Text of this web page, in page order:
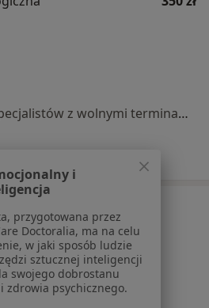
Brak dostępnych specjalistów z wolnymi terminami w tym centrum medycznym.
i
przygotowana przez
Doctoralia, ma na celu
w jaki sposób ludzie
sztucznej inteligencji
swojego dobrostanu
zdrowia psychicznego.